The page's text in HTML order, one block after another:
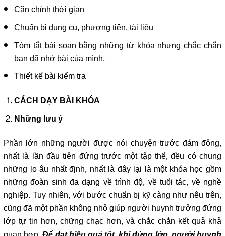
Căn chỉnh thời gian
Chuẩn bị dụng cụ, phương tiện, tài liệu
Tóm tắt bài soạn bằng những từ khóa nhưng chắc chắn
bạn đã nhớ bài của mình.
Thiết kế bài kiểm tra
CÁCH DẠY BÀI KHÓA
Những lưu ý
Phần lớn những người được nói chuyện trước đám đông,
nhất là lần đầu tiên đứng trước một tập thể, đều có chung
những lo âu nhất định, nhất là đây lại là một khóa học gồm
những đoàn sinh đa dạng về trình độ, về tuổi tác, về nghề
nghiệp. Tuy nhiên, với bước chuẩn bị kỹ càng như nêu trên,
cũng đã một phần không nhỏ giúp người huynh trưởng đứng
lớp tự tin hơn, chững chạc hơn, và chắc chắn kết quả khả